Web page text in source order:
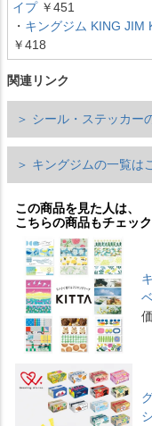
イプ￥451
・ キングジム KING JIM
￥418
関連リンク
＞ シール・ステッカー
＞ キングジムの一覧は
この商品を見た人は、
こちらの商品もチェッ